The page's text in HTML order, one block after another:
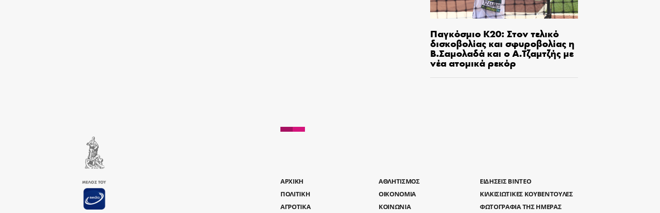
Παγκόσμιο Κ20: Στον τελικό
δισκοβολίας και σφυροβολίας η
Β.Σαμολαδά και ο Α.Τζαμτζής με
νέα ατομικά ρεκόρ
AΡΧΙΚΗ
ΑΘΛΗΤΙΣΜΟΣ
ΠΟΛΙΤΙΚΗ
ΟΙΚΟΝΟΜΙΑ
ΑΓΡΟΤΙΚΑ
ΚΟΙΝΩΝΙΑ
ΕΙΔΗΣΕΙΣ ΒΙΝΤΕΟ
ΚΙΛΚΙΣΙΩΤΙΚΕΣ ΚΟΥΒΕΝΤΟΥΛΕΣ
ΦΩΤΟΓΡΑΦΙΑ ΤΗΣ ΗΜΕΡΑΣ